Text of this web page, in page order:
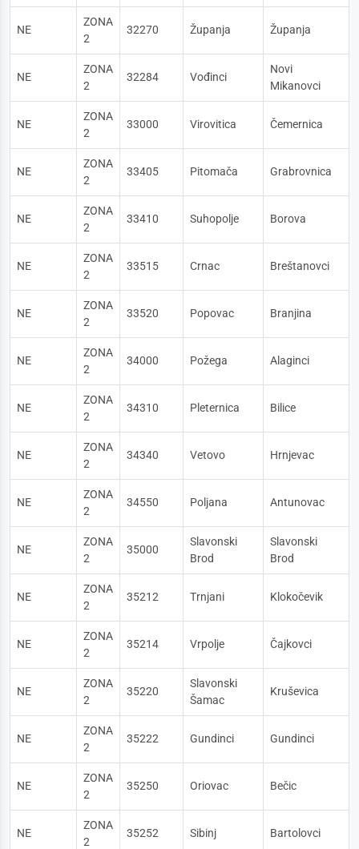
NE
ZONA
2
32270 Županja Županja
NE
ZONA
2
32284 Vođinci
Novi
Mikanovci
NE
ZONA
2
33000 Virovitica Čemernica
NE
ZONA
2
33405 Pitomača Grabrovnica
NE
ZONA
2
33410 Suhopolje Borova
NE
ZONA
2
33515 Crnac Breštanovci
NE
ZONA
2
33520 Popovac Branjina
NE
ZONA
2
34000 Požega Alaginci
NE
ZONA
2
34310 Pleternica Bilice
NE
ZONA
2
34340 Vetovo Hrnjevac
NE
ZONA
2
34550 Poljana Antunovac
NE
ZONA
2
35000
Slavonski
Brod
Slavonski
Brod
NE
ZONA
2
35212 Trnjani Klokočevik
NE
ZONA
2
35214 Vrpolje Čajkovci
NE
ZONA
2
35220
Slavonski
Šamac
Kruševica
NE
ZONA
2
35222 Gundinci Gundinci
NE
ZONA
2
35250 Oriovac Bečic
NE
ZONA
2
35252 Sibinj Bartolovci